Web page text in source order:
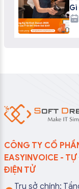
Gì
CÔNG TY CỔ
EASYINVOICE -
ĐIỆN TỬ
Trụ sở chính: